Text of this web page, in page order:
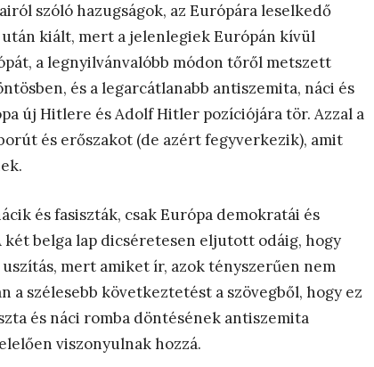
szóló hazugságok, az Európára leselkedő
kiált, mert a jelenlegiek Európán kívül
a legnyilvánvalóbb módon tőről metszett
és a legarcátlanabb antiszemita, náci és
új Hitlere és Adolf Hitler pozíciójára tör. Azzal a
és erőszakot (de azért fegyverkezik), amit
és fasiszták, csak Európa demokratái és
belga lap dicséretesen eljutott odáig, hogy
mert amiket ír, azok tényszerűen nem
a szélesebb következtetést a szövegből, hogy ez
és náci romba döntésének antiszemita
viszonyulnak hozzá.